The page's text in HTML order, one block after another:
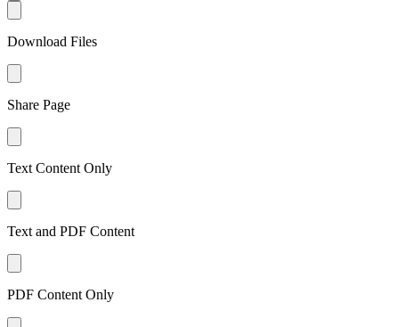
Download Files
Share Page
Text Content Only
Text and PDF Content
PDF Content Only